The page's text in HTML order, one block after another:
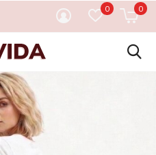
0 0